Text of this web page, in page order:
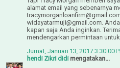
alamat email yang sebenarnya
widayatarmuji@gmail.com.
kapan saja Anda inginkan.
mendengarkan permintaan
Jumat, Januari 13, 2017 3:30:00
hendi Zikri didi mengatakan...